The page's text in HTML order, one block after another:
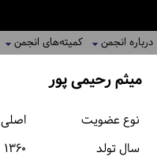
درباره انجمن کمیته‌های انجمن
میثم رحیمی پور
نوع عضویت
اصلی
سال تولد
۱۳۶۰